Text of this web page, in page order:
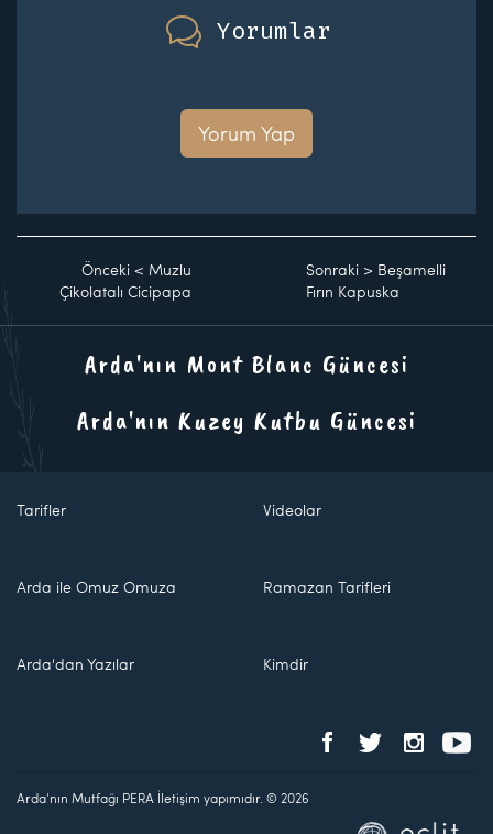
Yorumlar
Yorum Yap
Önceki < Muzlu
Çikolatalı Cicipapa
Sonraki > Beşamelli
Fırın Kapuska
Arda'nın Mont Blanc Güncesi
Arda'nın Kuzey Kutbu Güncesi
Tarifler Videolar
Arda ile Omuz Omuza Ramazan Tarifleri
Arda'dan Yazılar Kimdir
Arda'nın Mutfağı PERA İletişim yapımıdır. © 2026